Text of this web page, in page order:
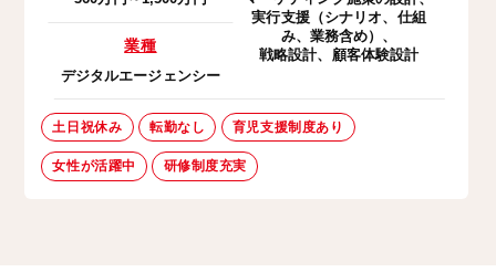
業種
デジタルエージェンシー
実行支援（シナリオ、仕組
み、業務含め）、
戦略設計、顧客体験設計
土日祝休み 転勤なし 育児支援制度あり
女性が活躍中 研修制度充実